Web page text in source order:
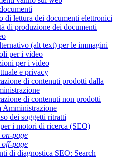
di lettura dei documenti elettronici
di produzione dei documenti
(alt text) per le immagini
per i video
per i video
e privacy
di contenuti prodotti dalla
di contenuti non prodotti
Amministrazione
dei soggetti ritratti
i motori di ricerca (SEO)
on-page
off-page
di diagnostica SEO: Search